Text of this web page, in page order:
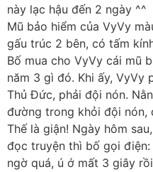
này lạc hậu đến 2 ngày ^^
Mũ bảo hiểm của VyVy
gấu trúc 2 bên, có tấm
Bố mua cho VyVy cái mũ
năm 3 gì đó. Khi ấy,
Thủ Đức, phải đội nón.
đường trong khỏi đội
Thế là giận! Ngày hôm
đọc truyện thì bố gọi điện:
ngờ quá, ú ớ mất 3 giây